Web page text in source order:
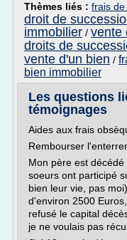
Thèmes liés : frais
droit de
immobilier / vente
droits de
vente d'un bien /
bien immobilier
Les questions
témoignages
Aides aux frais
Rembourser
Mon père est
soeurs ont participé
bien leur vie, pas
d'environ 2500
refusé le capital
je ne voulais pas